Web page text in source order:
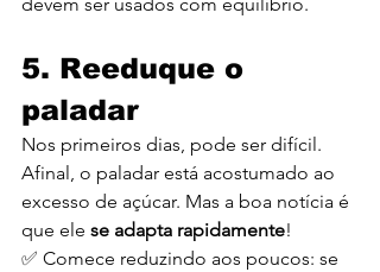
5. Reeduque o
paladar
Nos primeiros dias, pode ser difícil.
Afinal, o paladar está acostumado ao
excesso de açúcar. Mas a boa notícia é
que ele se adapta rapidamente!
✅ Comece reduzindo aos poucos: se